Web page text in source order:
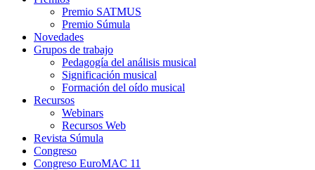
Premio SATMUS
Premio Súmula
Novedades
Grupos de trabajo
Pedagogía del análisis musical
Significación musical
Formación del oído musical
Recursos
Webinars
Recursos Web
Revista Súmula
Congreso
Congreso EuroMAC 11